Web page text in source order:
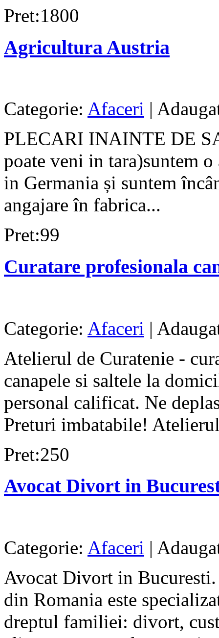
Pret:1800
Agricultura Austria
Categorie: Afaceri |
PLECARI INAINTE DE
poate veni in tara)suntem
in Germania și suntem
angajare în fabrica...
Pret:99
Curatare profesionala
Categorie: Afaceri |
Atelierul de Curatenie -
canapele si saltele la
personal calificat. Ne
Preturi imbatabile!
Pret:250
Avocat Divort in
Categorie: Afaceri |
Avocat Divort in
din Romania este
dreptul familiei: divort,